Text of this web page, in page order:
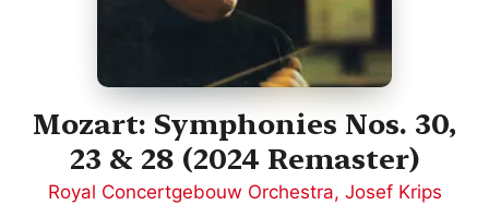
Mozart: Symphonies Nos. 30,
23 & 28 (2024 Remaster)
Royal Concertgebouw Orchestra, Josef Krips